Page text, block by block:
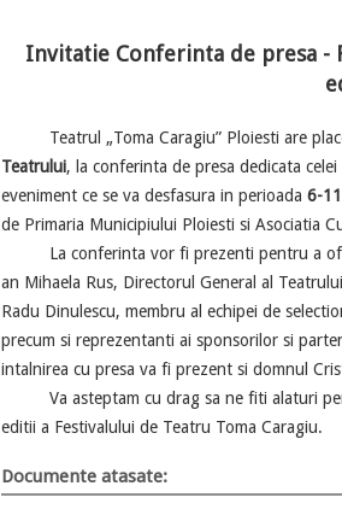
Invitatie Conferinta de presa -
Teatrul „Toma Caragiu” Ploiesti are
Teatrului, la conferinta de presa dedicata
eveniment ce se va desfasura in perioada 6-
de Primaria Municipiului Ploiesti si Asociatia
La conferinta vor fi prezenti pentru a oferi
an Mihaela Rus, Directorul General al
Radu Dinulescu, membru al echipei de
precum si reprezentanti ai sponsorilor si
intalnirea cu presa va fi prezent si domnul
Va asteptam cu drag sa ne fiti alaturi
editii a Festivalului de Teatru Toma Caragiu.
Documente atasate: